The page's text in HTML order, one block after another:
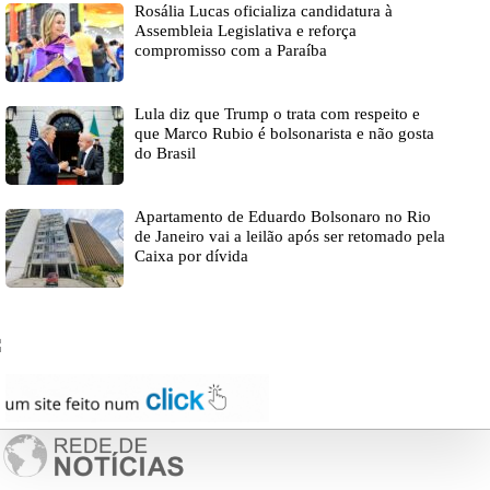
Rosália Lucas oficializa candidatura à
Assembleia Legislativa e reforça
compromisso com a Paraíba
Lula diz que Trump o trata com respeito e
que Marco Rubio é bolsonarista e não gosta
do Brasil
Apartamento de Eduardo Bolsonaro no Rio
de Janeiro vai a leilão após ser retomado pela
Caixa por dívida